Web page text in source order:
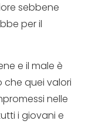
sebbene
per il
e il male è
che quei valori
nelle
i giovani e